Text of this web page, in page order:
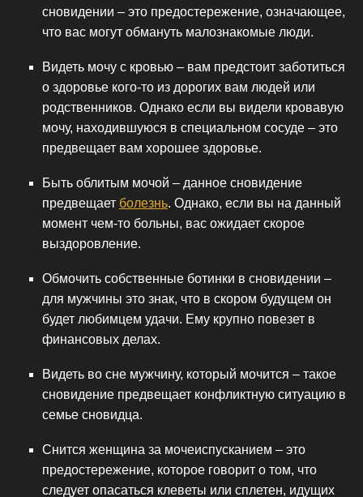
сновидении – это предостережение, означающее,
что вас могут обмануть малознакомые люди.
Видеть мочу с кровью – вам предстоит заботиться
о здоровье кого-то из дорогих вам людей или
родственников. Однако если вы видели кровавую
мочу, находившуюся в специальном сосуде – это
предвещает вам хорошее здоровье.
Быть облитым мочой – данное сновидение
предвещает болезнь. Однако, если вы на данный
момент чем-то больны, вас ожидает скорое
выздоровление.
Обмочить собственные ботинки в сновидении –
для мужчины это знак, что в скором будущем он
будет любимцем удачи. Ему крупно повезет в
финансовых делах.
Видеть во сне мужчину, который мочится – такое
сновидение предвещает конфликтную ситуацию в
семье сновидца.
Снится женщина за мочеиспусканием – это
предостережение, которое говорит о том, что
следует опасаться клеветы или сплетен, идущих